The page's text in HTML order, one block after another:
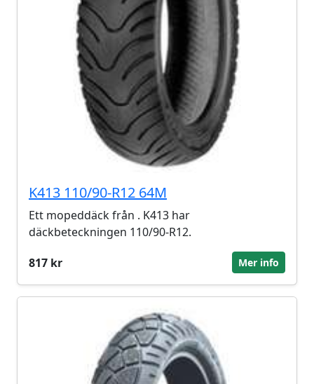
K413 110/90-R12 64M
Ett mopeddäck från . K413 har
däckbeteckningen 110/90-R12.
817 kr
Mer info